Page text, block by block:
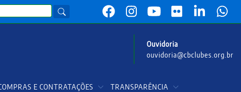
Ouvidoria
ouvidoria@cbclubes.org.br
E CONTRATAÇÕES TRANSPARÊNCIA